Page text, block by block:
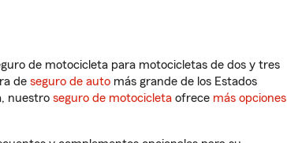
de motocicleta para motocicletas de dos y tres
de seguro de auto más grande de los Estados
nuestro seguro de motocicleta ofrece más opciones